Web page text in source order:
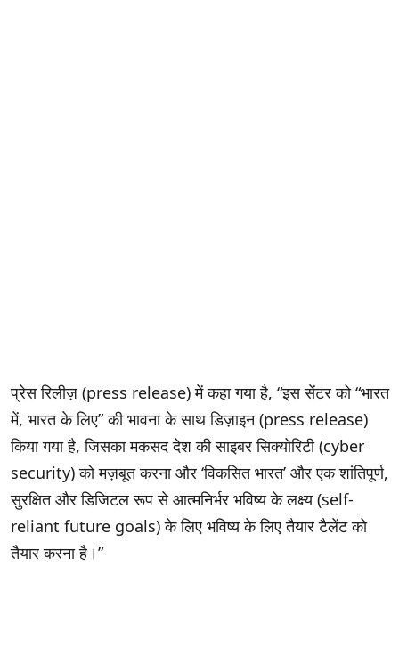
प्रेस रिलीज़ (press release) में कहा गया है, “इस सेंटर को “भारत
में, भारत के लिए” की भावना के साथ डिज़ाइन (press release)
किया गया है, जिसका मकसद देश की साइबर सिक्योरिटी (cyber
security) को मज़बूत करना और ‘विकसित भारत’ और एक शांतिपूर्ण,
सुरक्षित और डिजिटल रूप से आत्मनिर्भर भविष्य के लक्ष्य (self-
reliant future goals) के लिए भविष्य के लिए तैयार टैलेंट को
तैयार करना है।”